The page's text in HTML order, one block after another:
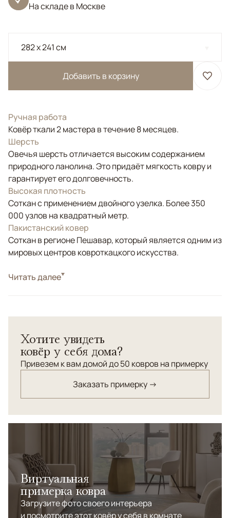
На складе в Москве
282 x 241 см
Добавить в корзину
Ручная работа
Ковёр ткали 2 мастера в течение 8 месяцев.
Шерсть
Овечья шерсть отличается высоким содержанием
природного ланолина. Это придаёт мягкость ковру и
гарантирует его долговечность.
Высокая плотность
Соткан с применением двойного узелка. Более 350
000 узлов на квадратный метр.
Пакистанский ковер
Соткан в регионе Пешавар, который является одним из
мировых центров ковроткацкого искусства.
СтильКлассические
шерсти ручной крутки высшего качества.
Читать далее
Хотите увидеть
ковёр у себя дома?
Привезем к вам домой до 50 ковров на примерку
Заказать примерку →
Виртуальная
примерка ковра
Загрузите фото своего интерьера
и посмотрите этот ковёр у себя в комнате